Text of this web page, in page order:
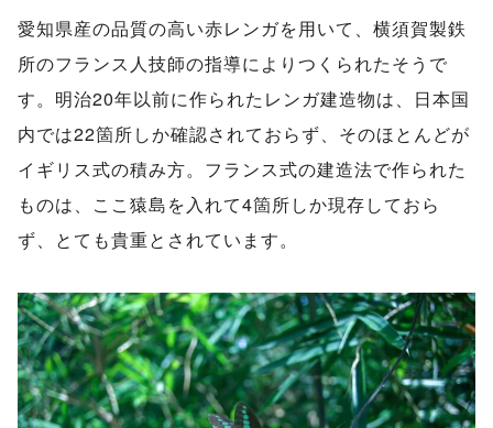
愛知県産の品質の高い赤レンガを用いて、横須賀製鉄
所のフランス人技師の指導によりつくられたそうで
す。明治20年以前に作られたレンガ建造物は、日本国
内では22箇所しか確認されておらず、そのほとんどが
イギリス式の積み方。フランス式の建造法で作られた
ものは、ここ猿島を入れて4箇所しか現存しておら
ず、とても貴重とされています。